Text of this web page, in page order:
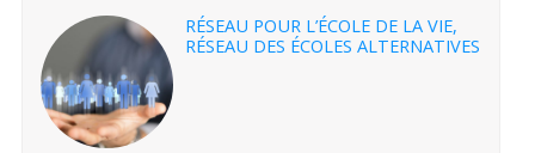
RÉSEAU POUR L’ÉCOLE DE LA VIE,
RÉSEAU DES ÉCOLES ALTERNATIVES